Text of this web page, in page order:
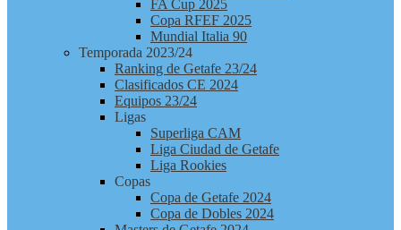
FA Cup 2025
Copa RFEF 2025
Mundial Italia 90
Temporada 2023/24
Ranking de Getafe 23/24
Clasificados CE 2024
Equipos 23/24
Ligas
Superliga CAM
Liga Ciudad de Getafe
Liga Rookies
Copas
Copa de Getafe 2024
Copa de Dobles 2024